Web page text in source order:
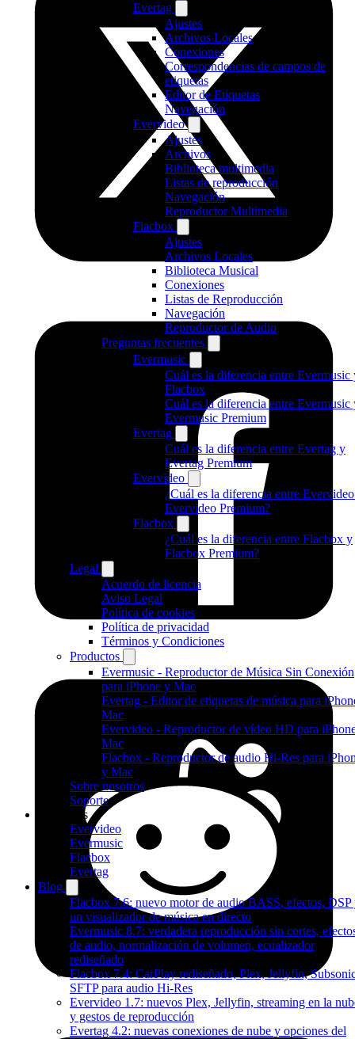
Evertag
Ajustes
Archivos Locales
Conexiones
Correspondencias de campos de
etiquetas
Editor de Etiquetas
Navegación
Evervideo
Ajustes
Archivos
Biblioteca multimedia
Listas de reproducción
Navegación
Reproductor Multimedia
Flacbox
Ajustes
Archivos Locales
Biblioteca Musical
Conexiones
Listas de Reproducción
Navegación
Reproductor de Audio
Preguntas frecuentes
Evermusic
Cuál es la diferencia entre Evermusic
Flacbox
Cuál es la diferencia entre Evermusic
Evermusic Premium
Evertag
Cuál es la diferencia entre Evertag y
Evertag Premium
Evervideo
¿Cuál es la diferencia entre
Evervideo Premium?
Flacbox
¿Cuál es la diferencia entre Flacbox y
Flacbox Premium?
Legal
Acuerdo de licencia
Aviso Legal
Política de cookies
Política de privacidad
Términos y Condiciones
Productos
Evermusic - Reproductor de Música Sin Conexión
para iPhone y Mac
Evertag - Editor de etiquetas de música para
Mac
Evervideo - Reproductor de vídeo HD para
Mac
Flacbox - Reproductor de audio Hi-Res para
y Mac
Sobre nosotros
Soporte
Productos
Evervideo
Evermusic
Flacbox
Evertag
Blog
Flacbox 7.6: nuevo motor de audio BASS, efectos, DSP
un visualizador de música en directo
Evermusic 8.7: verdadera reproducción sin cortes,
de audio, normalización de volumen, ecualizador
rediseñado
Flacbox 7.4: CarPlay rediseñado, Plex, Jellyfin,
SFTP para audio Hi-Res
Evervideo 1.7: nuevos Plex, Jellyfin, streaming en la
y gestos de reproducción
Evertag 4.2: nuevas conexiones de nube y opciones del